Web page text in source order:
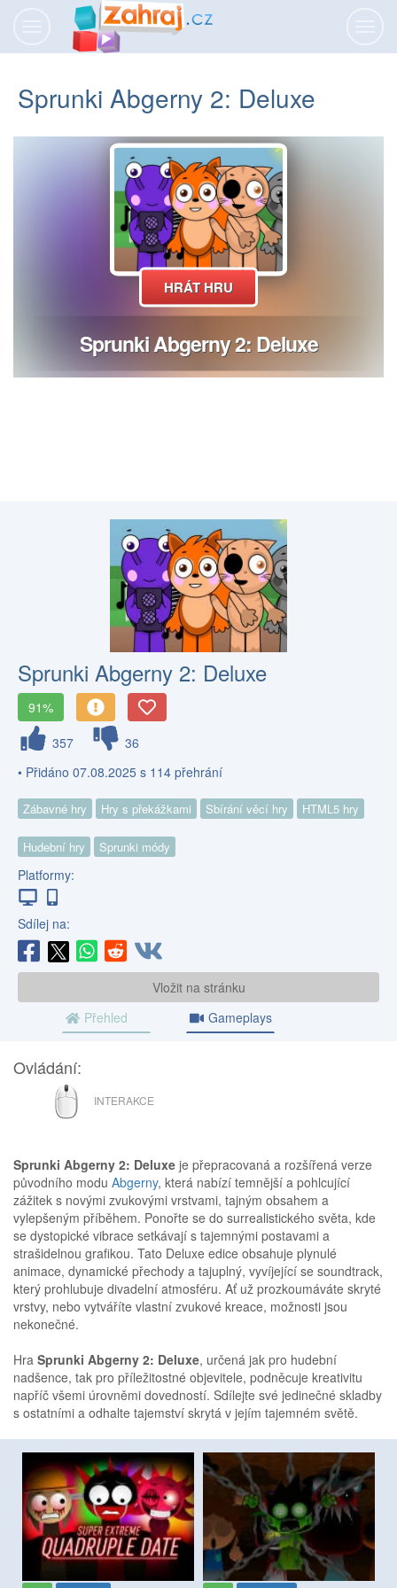
Sprunki Abgerny 2: Deluxe
Sprunki Abgerny 2: Deluxe
91%
357
36
• Přidáno 07.08.2025 s 114 přehrání
Zábavné hry Hry s překážkami Sbírání věcí hry HTML5 hry
Hudební hry Sprunki módy
Platformy:
Sdílej na:
Vložit na stránku
Přehled
Gameplays
Ovládání:
MYŠ
INTERAKCE
Sprunki Abgerny 2: Deluxe je přepracovaná a rozšířená verze
původního modu Abgerny, která nabízí temnější a pohlcující
zážitek s novými zvukovými vrstvami, tajným obsahem a
vylepšeným příběhem. Ponořte se do surrealistického světa, kde
se dystopické vibrace setkávají s tajemnými postavami a
strašidelnou grafikou. Tato Deluxe edice obsahuje plynulé
animace, dynamické přechody a tajuplný, vyvíjející se soundtrack,
který prohlubuje divadelní atmosféru. Ať už prozkoumáváte skryté
vrstvy, nebo vytváříte vlastní zvukové kreace, možnosti jsou
nekonečné.
Hra Sprunki Abgerny 2: Deluxe, určená jak pro hudební
nadšence, tak pro příležitostné objevitele, podněcuje kreativitu
napříč všemi úrovněmi dovedností. Sdílejte své jedinečné skladby
s ostatními a odhalte tajemství skrytá v jejím tajemném světě.